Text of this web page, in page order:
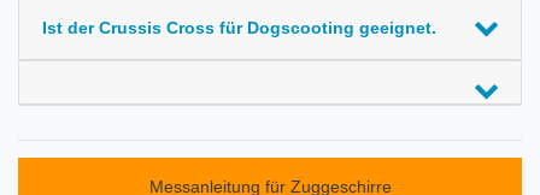
Ist der Crussis Cross für Dogscooting geeignet.
Messanleitung für Zuggeschirre